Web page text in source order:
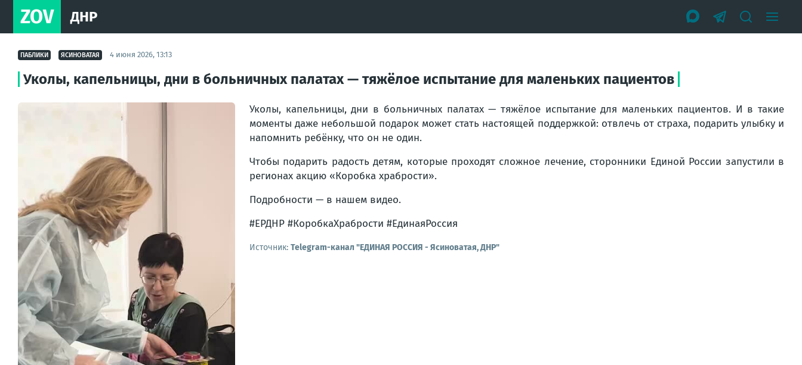
ZOV ДНР
ПАБЛИКИ ЯСИНОВАТАЯ 4 июня 2026, 13:13
Уколы, капельницы, дни в больничных палатах — тяжёлое испытание для маленьких пациентов
Уколы, капельницы, дни в больничных палатах — тяжёлое испытание для маленьких пациентов. И в такие
моменты даже небольшой подарок может стать настоящей поддержкой: отвлечь от страха, подарить улыбку и
напомнить ребёнку, что он не один.
Чтобы подарить радость детям, которые проходят сложное лечение, сторонники Единой России запустили в
регионах акцию «Коробка храбрости».
Подробности — в нашем видео.
#ЕРДНР #КоробкаХрабрости #ЕдинаяРоссия
Источник: Telegram-канал "ЕДИНАЯ РОССИЯ - Ясиноватая, ДНР"